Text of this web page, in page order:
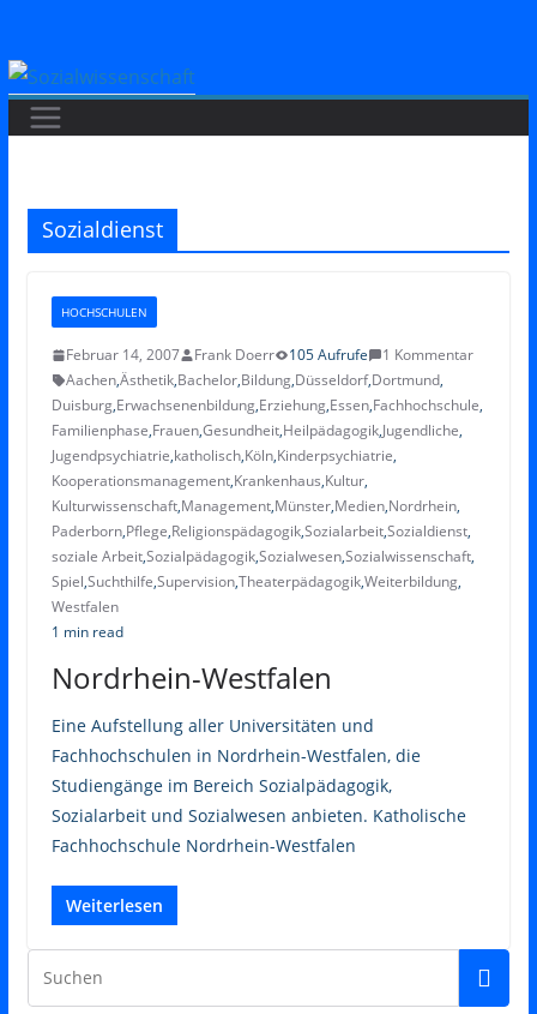
Inhalt
springen
Sozialdienst
HOCHSCHULEN
Februar 14, 2007 Frank Doerr 105 Aufrufe
1 Kommentar
Aachen,Ästhetik,Bachelor,Bildung,Düsseldorf,Dortmund,
Duisburg,Erwachsenenbildung,Erziehung,Essen,Fachhochschule,
Familienphase,Frauen,Gesundheit,Heilpädagogik,Jugendliche,
Jugendpsychiatrie,katholisch,Köln,Kinderpsychiatrie,
Kooperationsmanagement,Krankenhaus,Kultur,
Kulturwissenschaft,Management,Münster,Medien,Nordrhein,
Paderborn,Pflege,Religionspädagogik,Sozialarbeit,Sozialdienst,
soziale Arbeit,Sozialpädagogik,Sozialwesen,Sozialwissenschaft,
Spiel,Suchthilfe,Supervision,Theaterpädagogik,Weiterbildung,
Westfalen
1 min read
Nordrhein-Westfalen
Eine Aufstellung aller Universitäten und
Fachhochschulen in Nordrhein-Westfalen, die
Studiengänge im Bereich Sozialpädagogik,
Sozialarbeit und Sozialwesen anbieten. Katholische
Fachhochschule Nordrhein-Westfalen
Weiterlesen